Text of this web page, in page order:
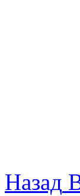
Назад